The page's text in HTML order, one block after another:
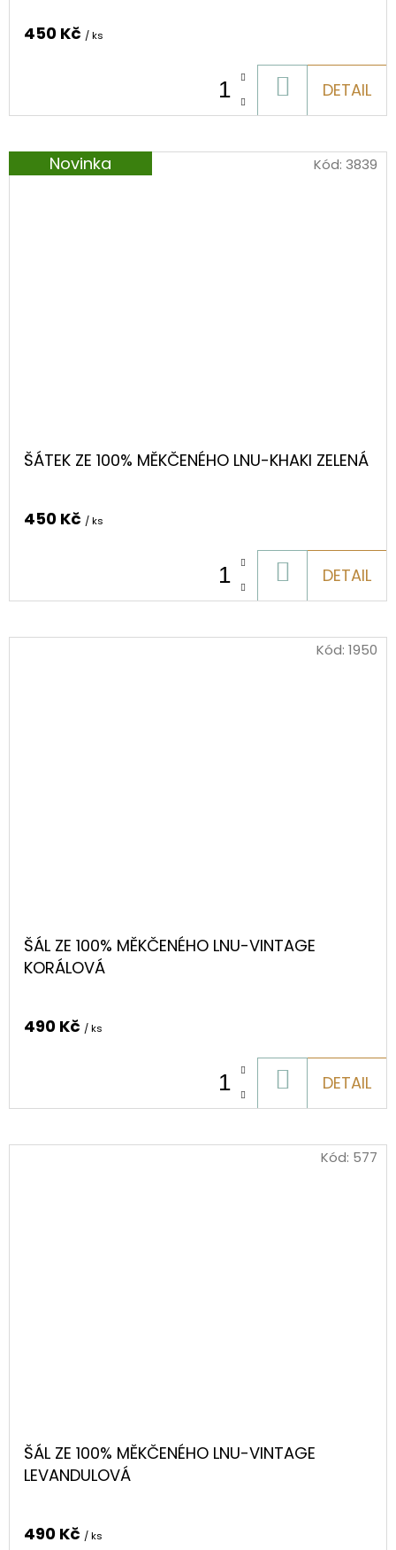
450 Kč / ks
KOŠÍKU
DETAIL
Novinka
ŠÁTEK ZE 100% MĚKČENÉHO LNU-KHAKI ZELENÁ
450 Kč / ks
KOŠÍKU
DETAIL
Kód: 3839
ŠÁL ZE 100% MĚKČENÉHO LNU-VINTAGE
KORÁLOVÁ
490 Kč / ks
KOŠÍKU
DETAIL
Kód: 1950
ŠÁL ZE 100% MĚKČENÉHO LNU-VINTAGE
LEVANDULOVÁ
490 Kč / ks
Kód: 577